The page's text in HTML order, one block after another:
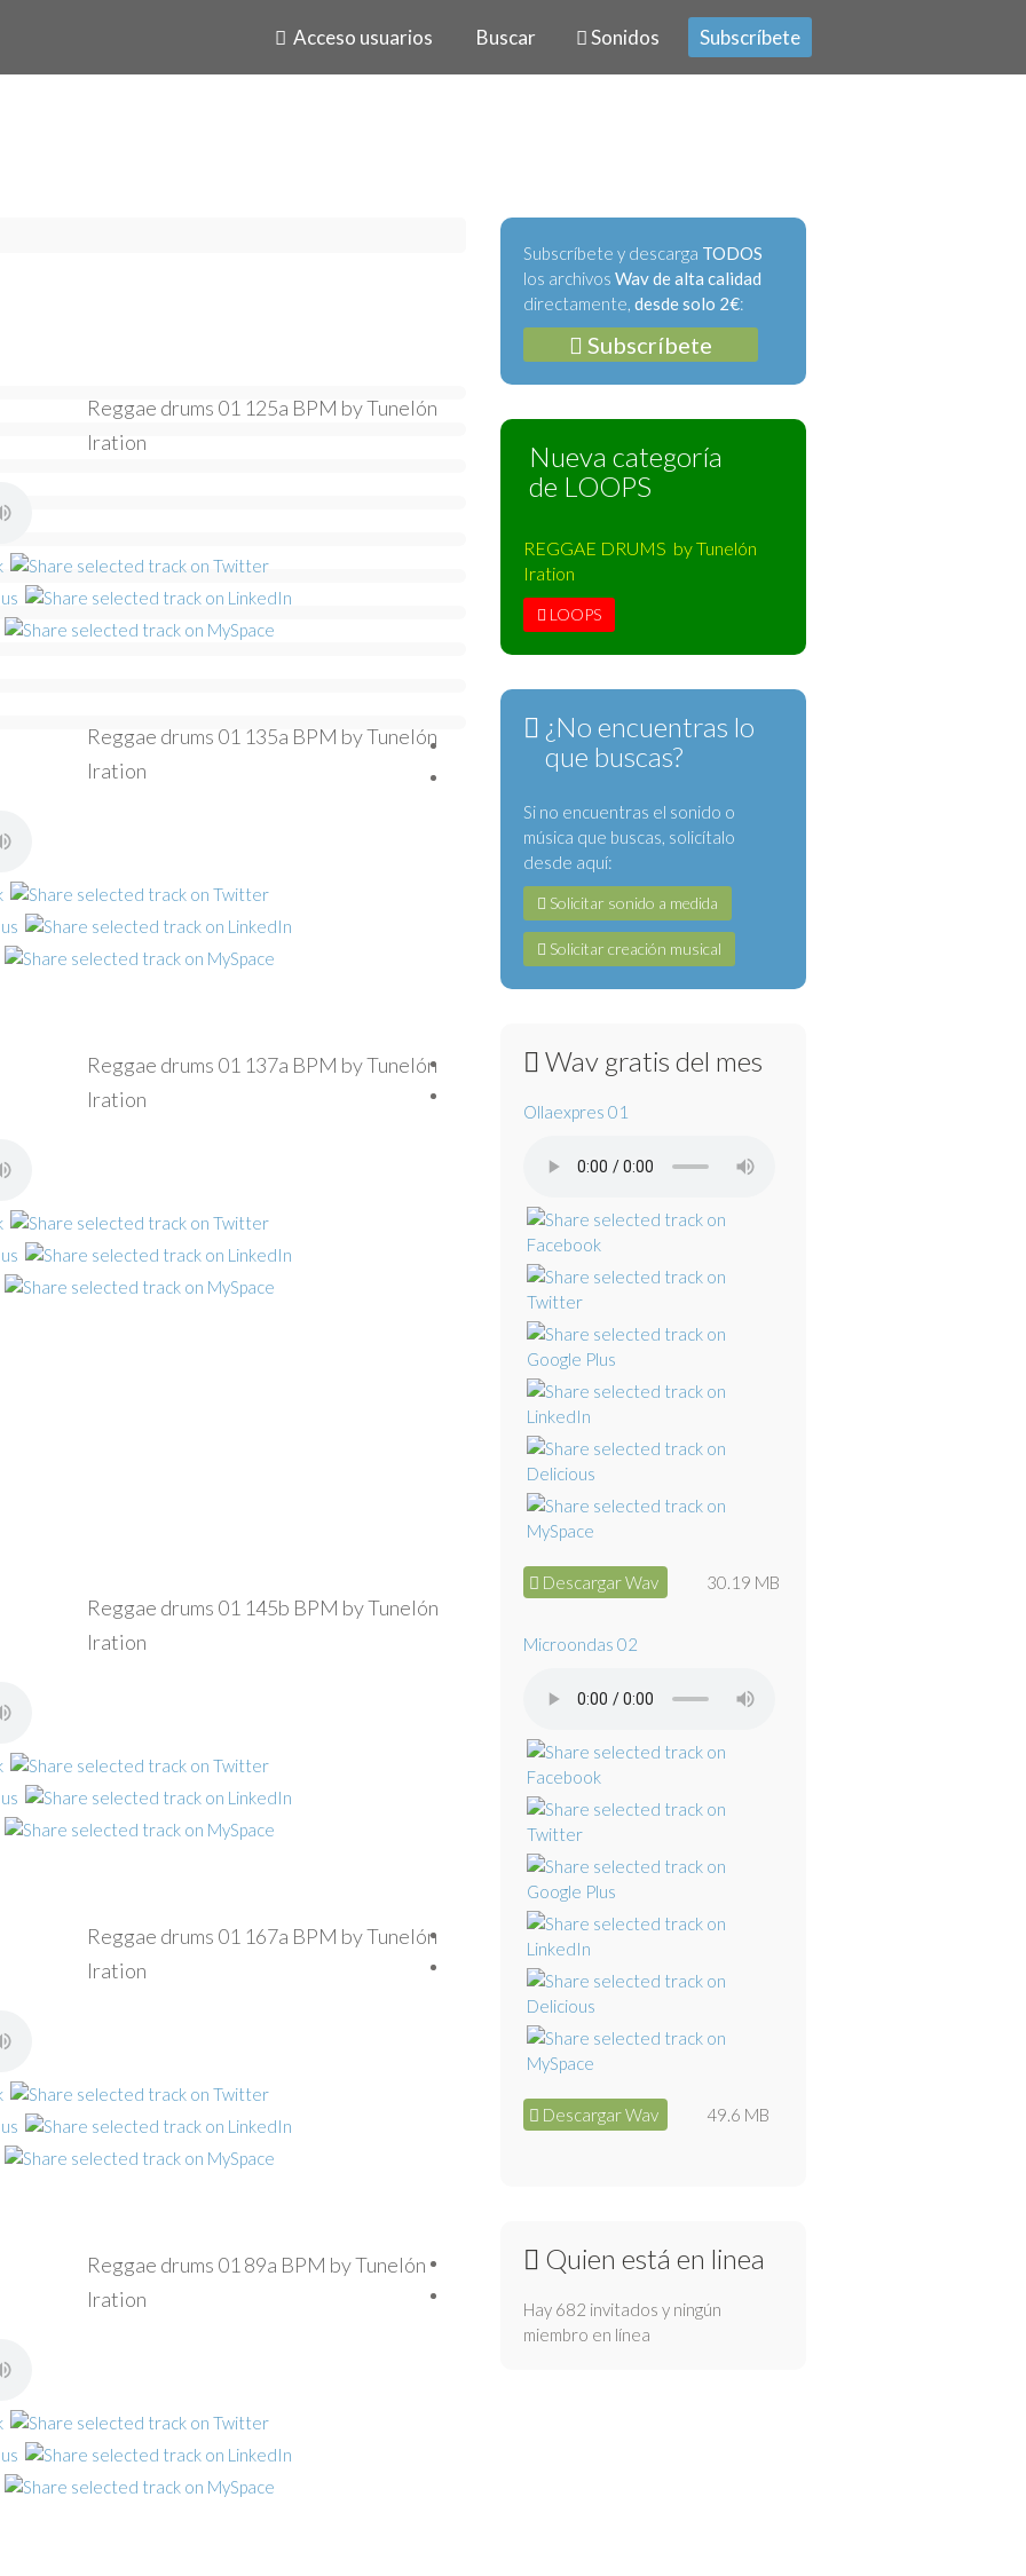
Acceso usuarios Buscar Sonidos Subscríbete
Reggae drums 01 125a BPM by Tunelón
Iration
Reggae drums 01 135a BPM by Tunelón
Iration
Reggae drums 01 137a BPM by Tunelón
Iration
Reggae drums 01 145b BPM by Tunelón
Iration
Reggae drums 01 167a BPM by Tunelón
Iration
Reggae drums 01 89a BPM by Tunelón
Iration
Subscríbete y descarga TODOS
los archivos Wav de alta calidad
directamente, desde solo 2€:
Subscríbete
Nueva categoría
de LOOPS
REGGAE DRUMS by Tunelón
Iration
LOOPS
¿No encuentras lo
que buscas?
Si no encuentras el sonido o
música que buscas, solicítalo
desde aquí:
Solicitar sonido a medida
Solicitar creación musical
Wav gratis del mes
Ollaexpres 01
Descargar Wav 30.19 MB
Microondas 02
Descargar Wav 49.6 MB
Quien está en linea
Hay 682 invitados y ningún
miembro en línea